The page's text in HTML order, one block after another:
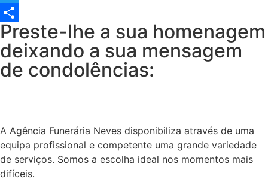
Twitter
Share
Preste-lhe a sua homenagem
deixando a sua mensagem
de condolências:
A Agência Funerária Neves disponibiliza através de uma
equipa profissional e competente uma grande variedade
de serviços. Somos a escolha ideal nos momentos mais
difíceis.